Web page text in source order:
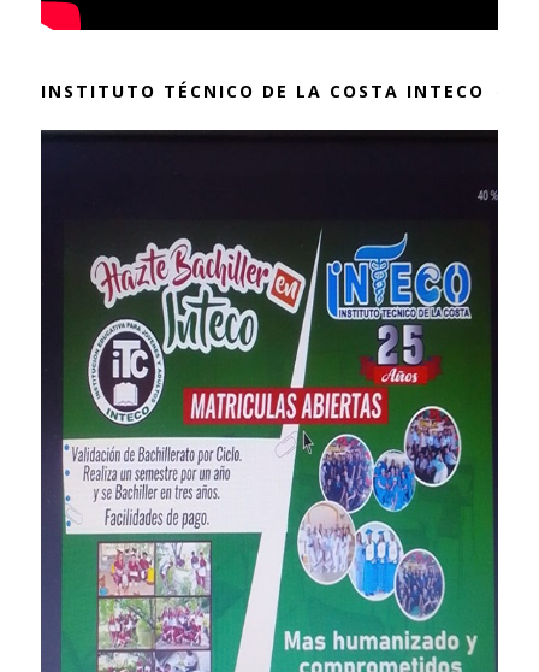
INSTITUTO TÉCNICO DE LA COSTA INTECO